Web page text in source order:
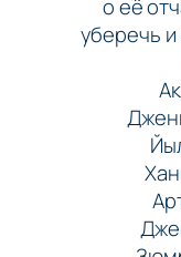
о её
уберечь